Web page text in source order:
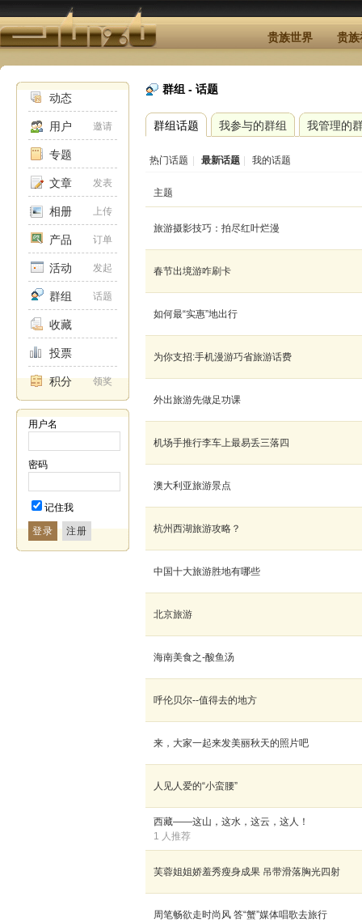
贵族世界 贵族
动态
用户 邀请
专题
文章 发表
相册 上传
产品 订单
活动 发起
群组 话题
收藏
投票
积分 领奖
用户名
密码
记住我
登录
群组 - 话题
群组话题 我参与的群组 我管理的
热门话题 最新话题 我的话题
主题
旅游摄影技巧：拍尽红叶烂漫
春节出境游咋刷卡
如何最“实惠”地出行
为你支招:手机漫游巧省旅游话费
外出旅游先做足功课
机场手推行李车上最易丢三落四
澳大利亚旅游景点
杭州西湖旅游攻略？
中国十大旅游胜地有哪些
北京旅游
海南美食之-酸鱼汤
呼伦贝尔--值得去的地方
来，大家一起来发美丽秋天的照片吧
人见人爱的“小蛮腰”
西藏——这山，这水，这云，这人！
1 人推荐
芙蓉姐姐娇羞秀瘦身成果 吊带滑落胸光四射
周笔畅欲走时尚风 答“蟹”媒体唱歌去旅行